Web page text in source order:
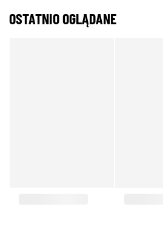
OSTATNIO OGLĄDANE